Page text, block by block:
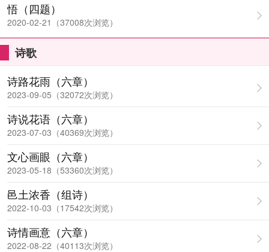
悟（四题）
2020-02-21（37008次浏览）
诗歌
诗路花雨（六章）
2023-09-05（32072次浏览）
诗说花语（六章）
2023-07-03（40369次浏览）
文心画眼（六章）
2023-05-18（53360次浏览）
邑土浓香（组诗）
2022-10-03（17542次浏览）
诗情画意（六章）
2022-08-22（40113次浏览）